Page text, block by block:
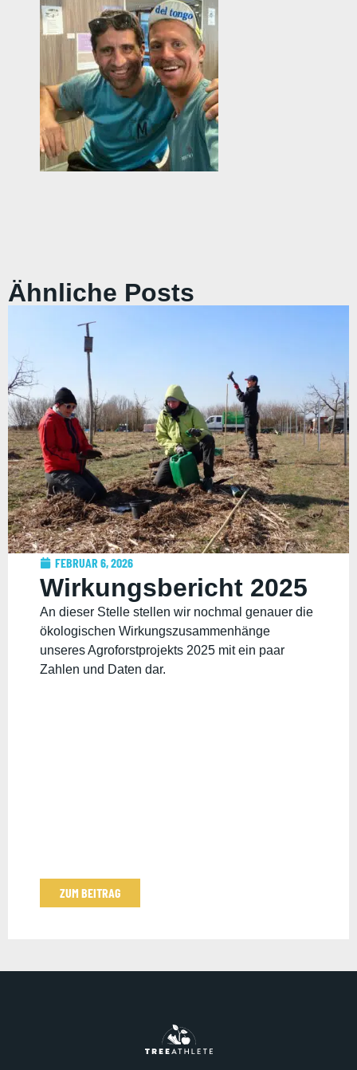
Ähnliche Posts
FEBRUAR 6, 2026
Wirkungsbericht 2025
An dieser Stelle stellen wir nochmal genauer die
ökologischen Wirkungszusammenhänge
unseres Agroforstprojekts 2025 mit ein paar
Zahlen und Daten dar.
ZUM BEITRAG